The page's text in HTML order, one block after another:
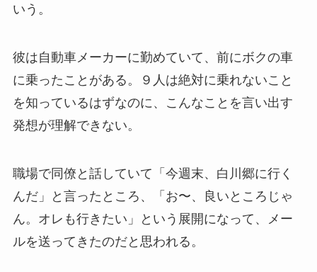
いう。
彼は自動車メーカーに勤めていて、前にボクの車
に乗ったことがある。９人は絶対に乗れないこと
を知っているはずなのに、こんなことを言い出す
発想が理解できない。
職場で同僚と話していて「今週末、白川郷に行く
んだ」と言ったところ、「お〜、良いところじゃ
ん。オレも行きたい」という展開になって、メー
ルを送ってきたのだと思われる。